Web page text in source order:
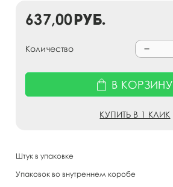
Штук в упаковке
Упаковок во внутреннем коробе
637,00руб.
Количество
В КОРЗИНУ
КУПИТЬ В 1 КЛИК